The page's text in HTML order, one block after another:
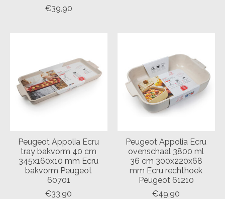
€39,90
Peugeot Appolia Ecru
tray bakvorm 40 cm
345x160x10 mm Ecru
bakvorm Peugeot
60701
€33,90
Peugeot Appolia Ecru
ovenschaal 3800 ml
36 cm 300x220x68
mm Ecru rechthoek
Peugeot 61210
€49,90